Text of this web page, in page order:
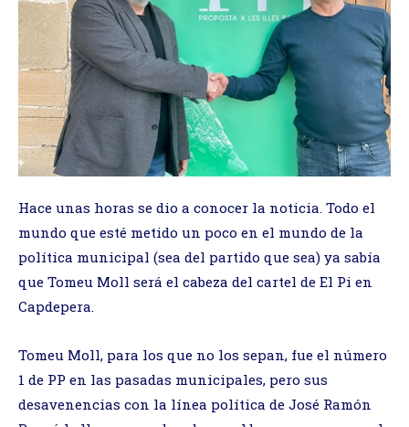
Hace unas horas se dio a conocer la noticia. Todo el
mundo que esté metido un poco en el mundo de la
política municipal (sea del partido que sea) ya sabía
que Tomeu Moll será el cabeza del cartel de El Pi en
Capdepera.
Tomeu Moll, para los que no los sepan, fue el número
1 de PP en las pasadas municipales, pero sus
desavenencias con la línea política de José Ramón